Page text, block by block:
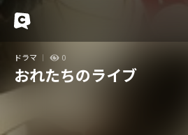
ドラマ 0
おれたちのライブ